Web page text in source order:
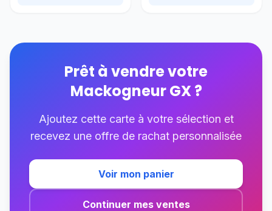
Prêt à vendre votre
Mackogneur GX?
Ajoutez cette carte à votre sélection et
recevez une offre de rachat personnalisée
Voir mon panier
Continuer mes ventes